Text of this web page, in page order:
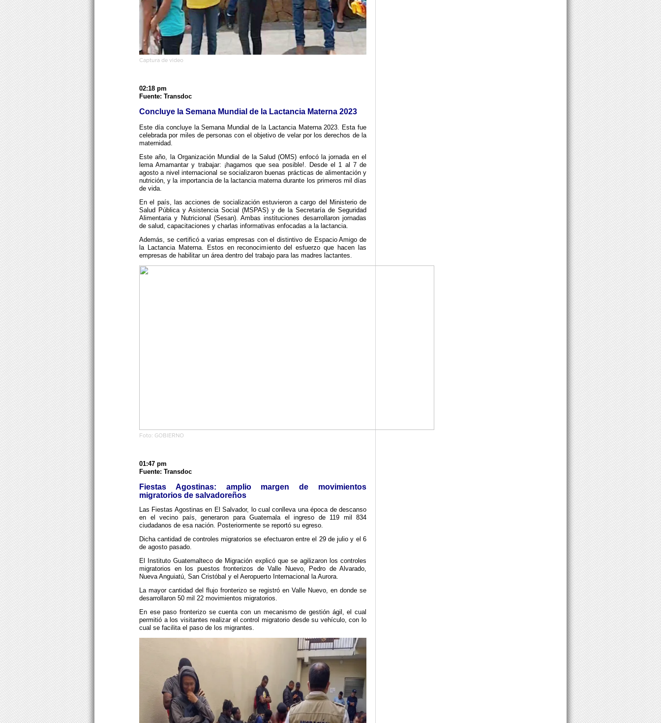
Captura de video
02:18 pm
Fuente: Transdoc
Concluye la Semana Mundial de la Lactancia Materna 2023
Este día concluye la Semana Mundial de la Lactancia Materna 2023. Esta fue
celebrada por miles de personas con el objetivo de velar por los derechos de la
maternidad.
Este año, la Organización Mundial de la Salud (OMS) enfocó la jornada en el
lema Amamantar y trabajar: ¡hagamos que sea posible!. Desde el 1 al 7 de
agosto a nivel internacional se socializaron buenas prácticas de alimentación y
nutrición, y la importancia de la lactancia materna durante los primeros mil días
de vida.
En el país, las acciones de socialización estuvieron a cargo del Ministerio de
Salud Pública y Asistencia Social (MSPAS) y de la Secretaría de Seguridad
Alimentaria y Nutricional (Sesan). Ambas instituciones desarrollaron jornadas
de salud, capacitaciones y charlas informativas enfocadas a la lactancia.
Además, se certificó a varias empresas con el distintivo de Espacio Amigo de
la Lactancia Materna. Estos en reconocimiento del esfuerzo que hacen las
empresas de habilitar un área dentro del trabajo para las madres lactantes.
Foto: GOBIERNO
01:47 pm
Fuente: Transdoc
Fiestas Agostinas: amplio margen de movimientos
migratorios de salvadoreños
Las Fiestas Agostinas en El Salvador, lo cual conlleva una época de descanso
en el vecino país, generaron para Guatemala el ingreso de 119 mil 834
ciudadanos de esa nación. Posteriormente se reportó su egreso.
Dicha cantidad de controles migratorios se efectuaron entre el 29 de julio y el 6
de agosto pasado.
El Instituto Guatemalteco de Migración explicó que se agilizaron los controles
migratorios en los puestos fronterizos de Valle Nuevo, Pedro de Alvarado,
Nueva Anguiatú, San Cristóbal y el Aeropuerto Internacional la Aurora.
La mayor cantidad del flujo fronterizo se registró en Valle Nuevo, en donde se
desarrollaron 50 mil 22 movimientos migratorios.
En ese paso fronterizo se cuenta con un mecanismo de gestión ágil, el cual
permitió a los visitantes realizar el control migratorio desde su vehículo, con lo
cual se facilita el paso de los migrantes.